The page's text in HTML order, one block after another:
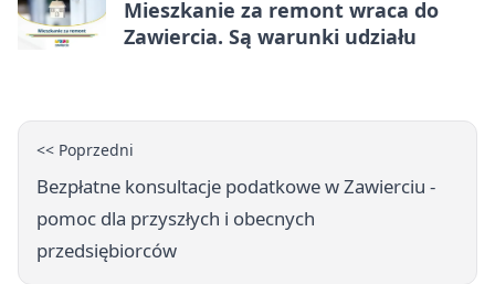
Mieszkanie za remont wraca do
Zawiercia. Są warunki udziału
<< Poprzedni
Bezpłatne konsultacje podatkowe w Zawierciu -
pomoc dla przyszłych i obecnych
przedsiębiorców